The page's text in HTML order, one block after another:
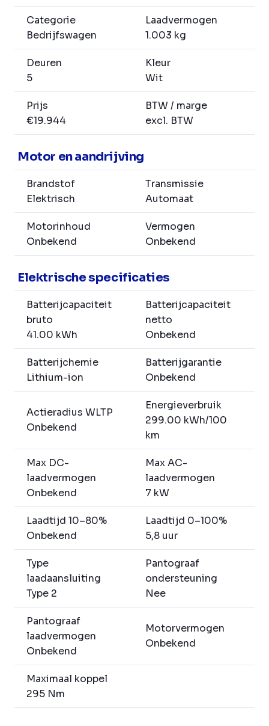
Categorie
Bedrijfswagen
Laadvermogen
1.003 kg
Deuren
5
Kleur
Wit
Prijs
€19.944
BTW / marge
excl. BTW
Motor en aandrijving
Brandstof
Elektrisch
Transmissie
Automaat
Motorinhoud
Onbekend
Vermogen
Onbekend
Elektrische specificaties
Batterijcapaciteit
bruto
41.00 kWh
Batterijcapaciteit
netto
Onbekend
Batterijchemie
Lithium-ion
Batterijgarantie
Onbekend
Actieradius WLTP
Onbekend
Energieverbruik
299.00 kWh/100
km
Max DC-
laadvermogen
Onbekend
Max AC-
laadvermogen
7 kW
Laadtijd 10–80%
Onbekend
Laadtijd 0–100%
5,8 uur
Type
laadaansluiting
Type 2
Pantograaf
ondersteuning
Nee
Pantograaf
laadvermogen
Onbekend
Motorvermogen
Onbekend
Maximaal koppel
295 Nm